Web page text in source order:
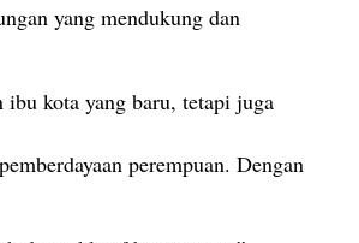
yang mendukung dan
kota yang baru, tetapi juga
perempuan. Dengan